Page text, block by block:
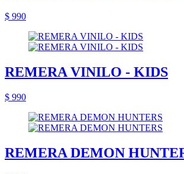
$ 990
REMERA VINILO - KIDS
$ 990
REMERA DEMON